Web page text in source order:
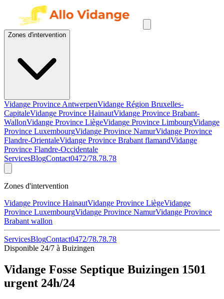
Zones d'intervention
Vidange Province AntwerpenVidange Région Bruxelles-
CapitaleVidange Province HainautVidange Province Brabant-
WallonVidange Province LiègeVidange Province LimbourgVidange
Province LuxembourgVidange Province NamurVidange Province
Flandre-OrientaleVidange Province Brabant flamandVidange
Province Flandre-Occidentale
ServicesBlogContact0472/78.78.78
Zones d'intervention
Vidange Province HainautVidange Province LiègeVidange
Province LuxembourgVidange Province NamurVidange Province
Brabant wallon
ServicesBlogContact0472/78.78.78
Disponible 24/7 à Buizingen
Vidange Fosse Septique Buizingen 1501
urgent 24h/24